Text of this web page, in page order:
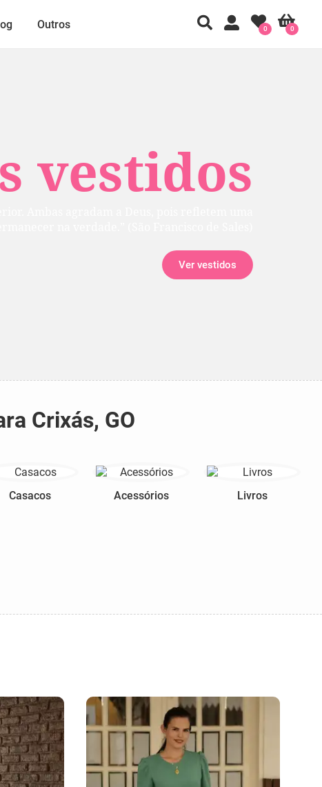
vestidos
Ver vestidos
Outros 0
0
Crixás, GO
Casacos Acessórios Livros